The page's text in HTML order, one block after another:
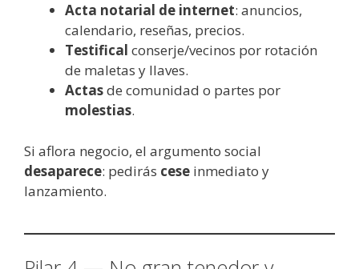
Acta notarial de internet: anuncios,
calendario, reseñas, precios.
Testifical conserje/vecinos por rotación
de maletas y llaves.
Actasde comunidad o partes por
molestias.
Si aflora negocio, el argumento social
desaparece: pedirás cese inmediato y
lanzamiento.